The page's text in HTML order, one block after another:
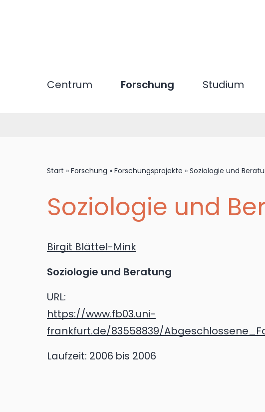
Centrum Forschung Studium
Start » Forschung » Forschungsprojekte » Soziologie und
Soziologie und
Birgit Blättel-Mink
Soziologie und Beratung
URL:
https://www.fb03.uni-
frankfurt.de/83558839/
Laufzeit: 2006 bis 2006